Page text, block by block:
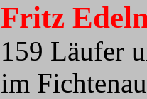
Fritz
159 Läufer
im